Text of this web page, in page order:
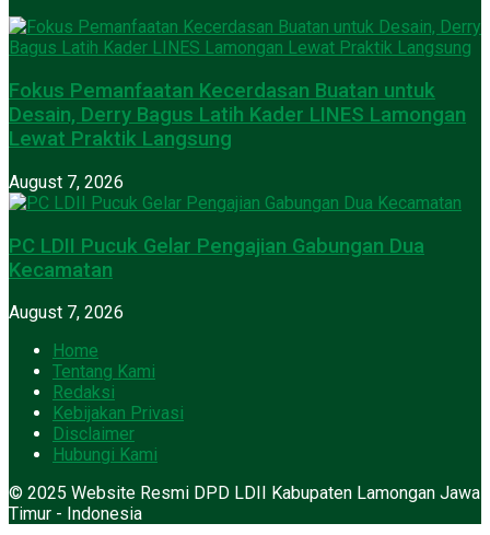
Fokus Pemanfaatan Kecerdasan Buatan untuk
Desain, Derry Bagus Latih Kader LINES Lamongan
Lewat Praktik Langsung
August 7, 2026
PC LDII Pucuk Gelar Pengajian Gabungan Dua
Kecamatan
August 7, 2026
Home
Tentang Kami
Redaksi
Kebijakan Privasi
Disclaimer
Hubungi Kami
© 2025 Website Resmi DPD LDII Kabupaten Lamongan Jawa
Timur - Indonesia